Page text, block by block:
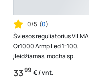
0/5 (0)
Šviesos reguliatorius VILMA
Qr1000 Armp Led 1-100,
įleidžiamas, mocha sp.
3399 € / vnt.